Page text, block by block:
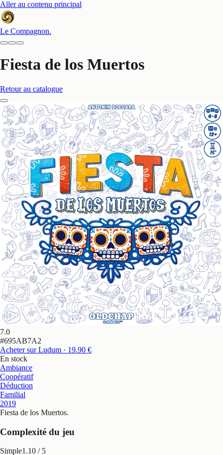
Aller au contenu principal
Le Compagnon.
Fiesta de los Muertos
Retour au catalogue
7.0
#695AB7A2
Acheter sur Ludum · 19.90 €
En stock
Ambiance
Coopératif
Déduction
Familial
2019
Fiesta de los Muertos.
Complexité du jeu
Simple1.10 / 5